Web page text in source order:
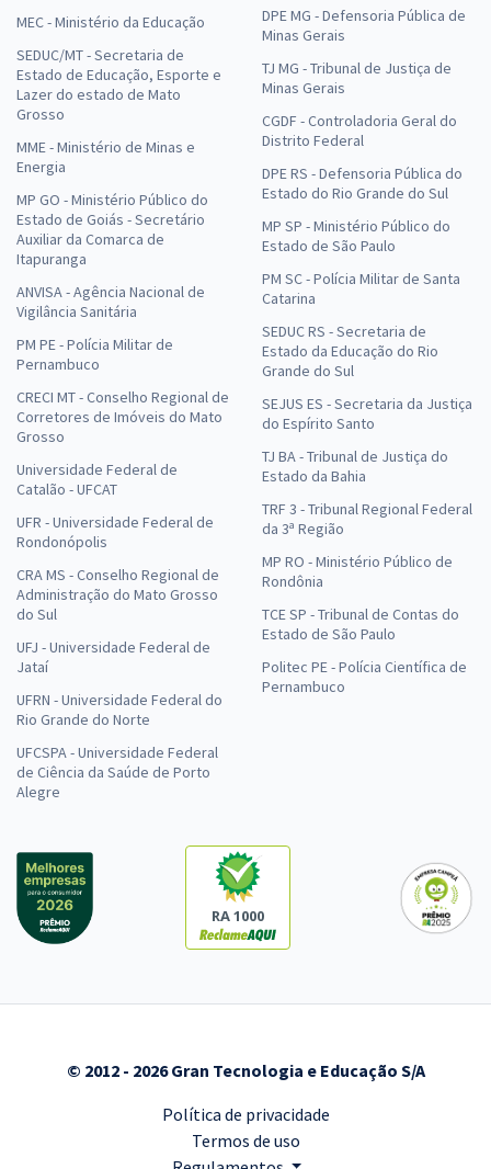
MEC - Ministério da Educação
SEDUC/MT - Secretaria de
Estado de Educação, Esporte e
Lazer do estado de Mato
Grosso
MME - Ministério de Minas e
Energia
MP GO - Ministério Público do
Estado de Goiás - Secretário
Auxiliar da Comarca de
Itapuranga
ANVISA - Agência Nacional de
Vigilância Sanitária
PM PE - Polícia Militar de
Pernambuco
CRECI MT - Conselho Regional de
Corretores de Imóveis do Mato
Grosso
Universidade Federal de
Catalão - UFCAT
UFR - Universidade Federal de
Rondonópolis
CRA MS - Conselho Regional de
Administração do Mato Grosso
do Sul
UFJ - Universidade Federal de
Jataí
UFRN - Universidade Federal do
Rio Grande do Norte
UFCSPA - Universidade Federal
de Ciência da Saúde de Porto
Alegre
DPE MG - Defensoria Pública de
Minas Gerais
TJ MG - Tribunal de Justiça de
Minas Gerais
CGDF - Controladoria Geral do
Distrito Federal
DPE RS - Defensoria Pública do
Estado do Rio Grande do Sul
MP SP - Ministério Público do
Estado de São Paulo
PM SC - Polícia Militar de Santa
Catarina
SEDUC RS - Secretaria de
Estado da Educação do Rio
Grande do Sul
SEJUS ES - Secretaria da Justiça
do Espírito Santo
TJ BA - Tribunal de Justiça do
Estado da Bahia
TRF 3 - Tribunal Regional Federal
da 3ª Região
MP RO - Ministério Público de
Rondônia
TCE SP - Tribunal de Contas do
Estado de São Paulo
Politec PE - Polícia Científica de
Pernambuco
RA 1000
© 2012 - 2026 Gran Tecnologia e Educação S/A
Política de privacidade
Termos de uso